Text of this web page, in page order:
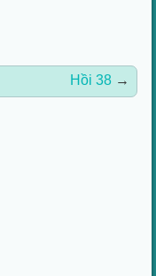
Hồi 38 →